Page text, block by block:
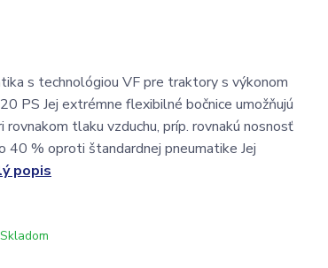
s technológiou VF pre traktory s výkonom
PS Jej extrémne flexibilné bočnice umožňujú
tlaku vzduchu, príp. rovnakú nosnosť
40 % oproti štandardnej pneumatike Jej
popis
Skladom